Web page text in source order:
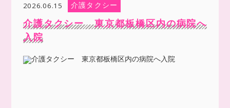
2026.06.15 介護タクシー
介護タクシー 東京都板橋区内の病院へ
入院